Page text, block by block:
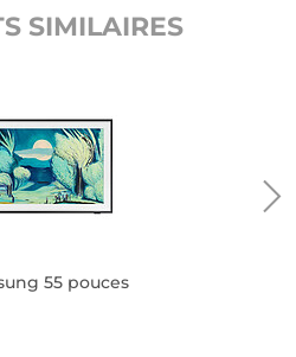
SIMILAIRES
55 pouces